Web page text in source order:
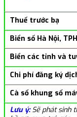
Thuế trước bạ
Biển số Hà Nội,
Biển các tỉnh và
Chi phí đăng ký
Cà số khung số
Lưu ý: Sẽ phát sinh